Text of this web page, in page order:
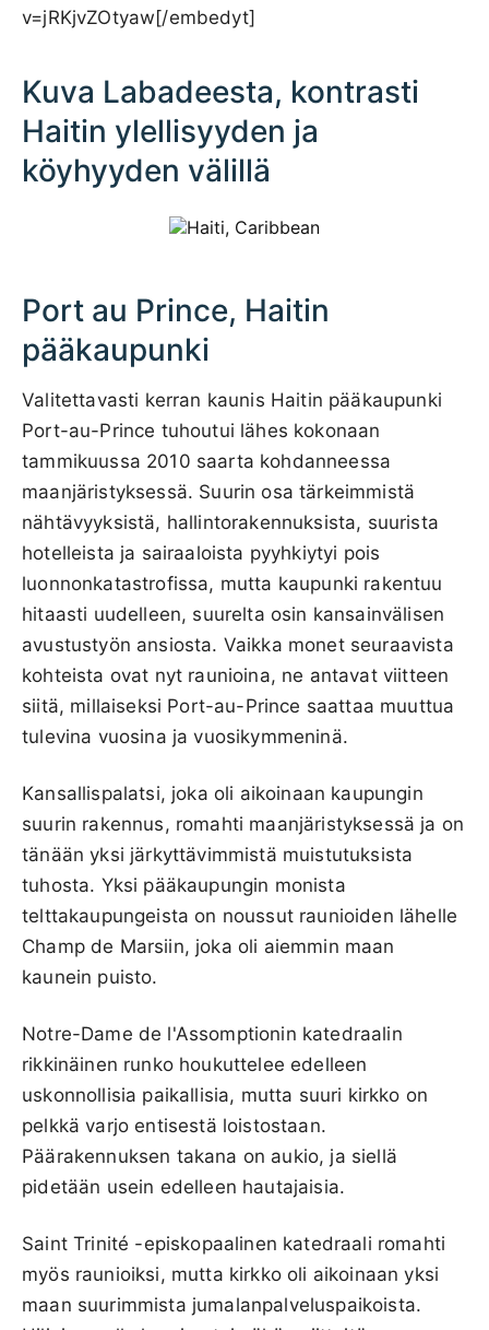
v=jRKjvZOtyaw[/embedyt]
Kuva Labadeesta, kontrasti
Haitin ylellisyyden ja
köyhyyden välillä
Port au Prince, Haitin
pääkaupunki
Valitettavasti kerran kaunis Haitin pääkaupunki
Port-au-Prince tuhoutui lähes kokonaan
tammikuussa 2010 saarta kohdanneessa
maanjäristyksessä. Suurin osa tärkeimmistä
nähtävyyksistä, hallintorakennuksista, suurista
hotelleista ja sairaaloista pyyhkiytyi pois
luonnonkatastrofissa, mutta kaupunki rakentuu
hitaasti uudelleen, suurelta osin kansainvälisen
avustustyön ansiosta. Vaikka monet seuraavista
kohteista ovat nyt raunioina, ne antavat viitteen
siitä, millaiseksi Port-au-Prince saattaa muuttua
tulevina vuosina ja vuosikymmeninä.
Kansallispalatsi, joka oli aikoinaan kaupungin
suurin rakennus, romahti maanjäristyksessä ja on
tänään yksi järkyttävimmistä muistutuksista
tuhosta. Yksi pääkaupungin monista
telttakaupungeista on noussut raunioiden lähelle
Champ de Marsiin, joka oli aiemmin maan
kaunein puisto.
Notre-Dame de l'Assomptionin katedraalin
rikkinäinen runko houkuttelee edelleen
uskonnollisia paikallisia, mutta suuri kirkko on
pelkkä varjo entisestä loistostaan.
Päärakennuksen takana on aukio, ja siellä
pidetään usein edelleen hautajaisia.
Saint Trinité -episkopaalinen katedraali romahti
myös raunioiksi, mutta kirkko oli aikoinaan yksi
maan suurimmista jumalanpalveluspaikoista.